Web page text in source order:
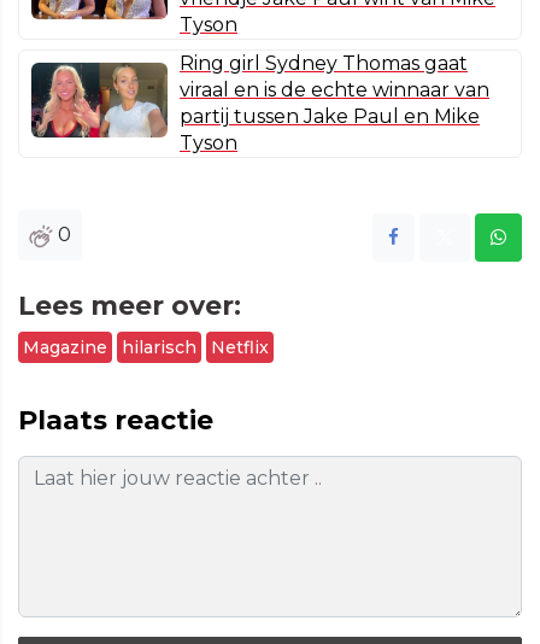
Tyson
Ring girl Sydney Thomas gaat
viraal en is de echte winnaar van
partij tussen Jake Paul en Mike
Tyson
0
Lees meer over:
Magazine hilarisch Netflix
Plaats reactie